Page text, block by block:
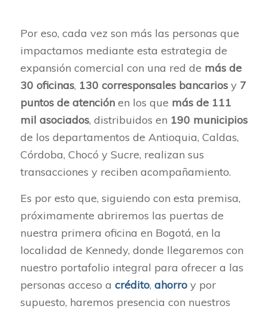
Por eso, cada vez son más las personas que
impactamos mediante esta estrategia de
expansión comercial con una red de más de
30 oficinas, 130 corresponsales bancariosy 7
puntos de atenciónen los que más de 111
mil asociados, distribuidos en 190 municipios
de los departamentos de Antioquia, Caldas,
Córdoba, Chocó y Sucre, realizan sus
transacciones y reciben acompañamiento.
Es por esto que, siguiendo con esta premisa,
próximamente abriremos las puertas de
nuestra primera oficina en Bogotá, en la
localidad de Kennedy, donde llegaremos con
nuestro portafolio integral para ofrecer a las
personas acceso a crédito, ahorro y por
supuesto, haremos presencia con nuestros